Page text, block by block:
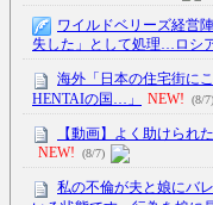
ワイルドベリーズ経営
失した」として処理…ロシ
海外「日本の住宅街に
HENTAIの国…」
NEW! (8/7)
【動画】よく助けられ
NEW!
(8/7)
私の不倫が夫と娘にバ